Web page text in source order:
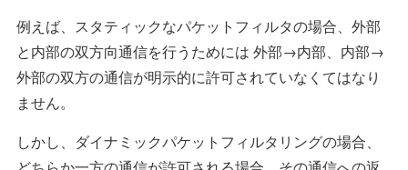
例えば、スタティックなパケットフィルタの場合、外部
と内部の双方向通信を行うためには 外部→内部、内部→
外部の双方の通信が明示的に許可されていなくてはなり
ません。
しかし、ダイナミックパケットフィルタリングの場合、